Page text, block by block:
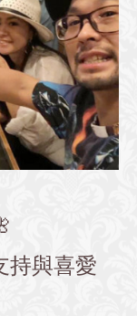
持與喜愛